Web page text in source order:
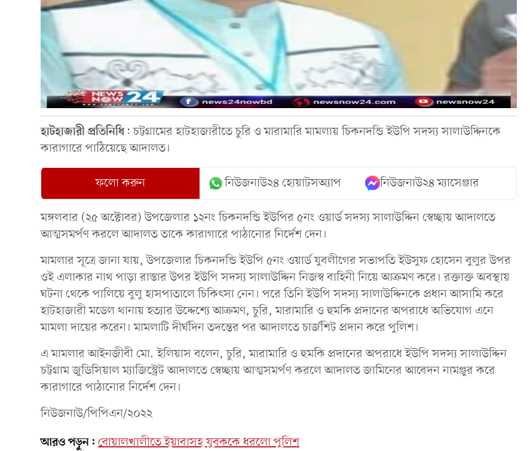
হাটহাজারীপ্রতিনিধি : চট্টগ্রামের হাটহাজারীতে চুরি ও মারামারি মামলায় চিকনদন্ডি ইউপি সদস্য সালাউদ্দিনকে
কারাগারে পাঠিয়েছে আদালত।
ফলো করুন নিউজনাউ২৪ হোয়াটসঅ্যাপ নিউজনাউ২৪ ম্যাসেঞ্জার
মঙ্গলবার (২৫ অক্টোবর) উপজেলার ১২নং চিকনদন্ডি ইউপির ৫নং ওয়ার্ড সদস্য সালাউদ্দিন স্বেচ্ছায় আদালতে
আত্মসমর্পণ করলে আদালত তাকে কারাগারে পাঠানোর নির্দেশ দেন।
মামলার সূত্রে জানা যায়, উপজেলার চিকনদন্ডি ইউপি ৫নং ওয়ার্ড যুবলীগের সভাপতি ইউসুফ হোসেন বুলুর উপর
ওই এলাকার নাথ পাড়া রাস্তার উপর ইউপি সদস্য সালাউদ্দিন নিজস্ব বাহিনী নিয়ে আক্রমণ করে। রক্তাক্ত অবস্থায়
ঘটনা থেকে পালিয়ে বুলু হাসপাতালে চিকিৎসা নেন। পরে তিনি ইউপি সদস্য সালাউদ্দিনকে প্রধান আসামি করে
হাটহাজারী মডেল থানায় হত্যার উদ্দেশ্যে আক্রমণ, চুরি, মারামারি ও হুমকি প্রদানের অপরাধে অভিযোগ এনে
মামলা দায়ের করেন। মামলাটি দীর্ঘদিন তদন্তের পর আদালতে চার্জশিট প্রদান করে পুলিশ।
এ মামলার আইনজীবী মো. ইলিয়াস বলেন, চুরি, মারামারি ও হুমকি প্রদানের অপরাধে ইউপি সদস্য সালাউদ্দিন
চট্টগ্রাম জুডিসিয়াল ম্যাজিস্ট্রেট আদালতে স্বেচ্ছায় আত্মসমর্পণ করলে আদালত জামিনের আবেদন নামঞ্জুর করে
কারাগারে পাঠানোর নির্দেশ দেন।
নিউজনাউ/পিপিএন/২০২২
আরও পড়ুন: বোয়ালখালীতে ইয়াবাসহ যুবককে ধরলো পুলিশ